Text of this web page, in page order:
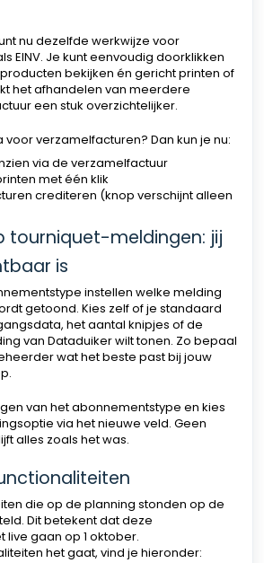
nu dezelfde werkwijze voor
EINV. Je kunt eenvoudig doorklikken
bekijken én gericht printen of
het afhandelen van meerdere
een stuk overzichtelijker.
voor verzamelfacturen? Dan kun je nu:
via de verzamelfactuur
met één klik
crediteren (knop verschijnt alleen
tourniquet-meldingen: jij
is
instellen welke melding
getoond. Kies zelf of je standaard
het aantal knipjes of de
van Dataduiker wilt tonen. Zo bepaal
wat het beste past bij jouw
van het abonnementstype en kies
via het nieuwe veld. Geen
alles zoals het was.
die op de planning stonden op de
Dit betekent dat deze
live gaan op 1 oktober.
het gaat, vind je hieronder: